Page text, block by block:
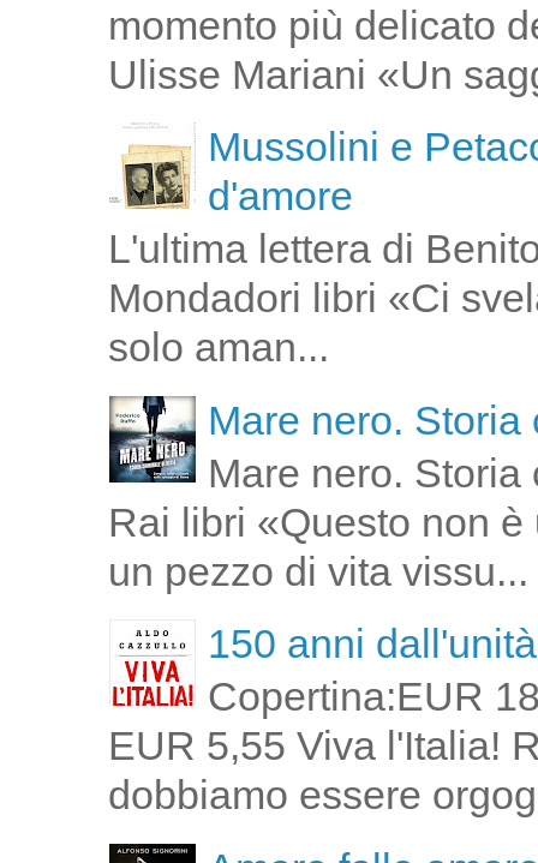
momento più delicato
Ulisse Mariani «Un
Mussolini e
d'amore
L'ultima lettera di
Mondadori libri «Ci
solo aman...
Mare nero.
Mare nero.
Rai libri «Questo non
un pezzo di vita vissu...
150 anni
Copertina:EUR
EUR 5,55 Viva l'Italia!
dobbiamo essere